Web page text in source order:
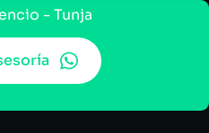
- Tunja